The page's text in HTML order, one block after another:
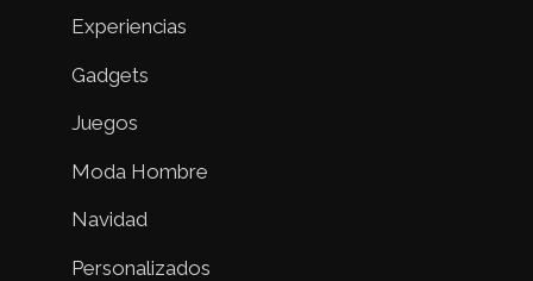
Experiencias
Gadgets
Juegos
Moda Hombre
Navidad
Personalizados